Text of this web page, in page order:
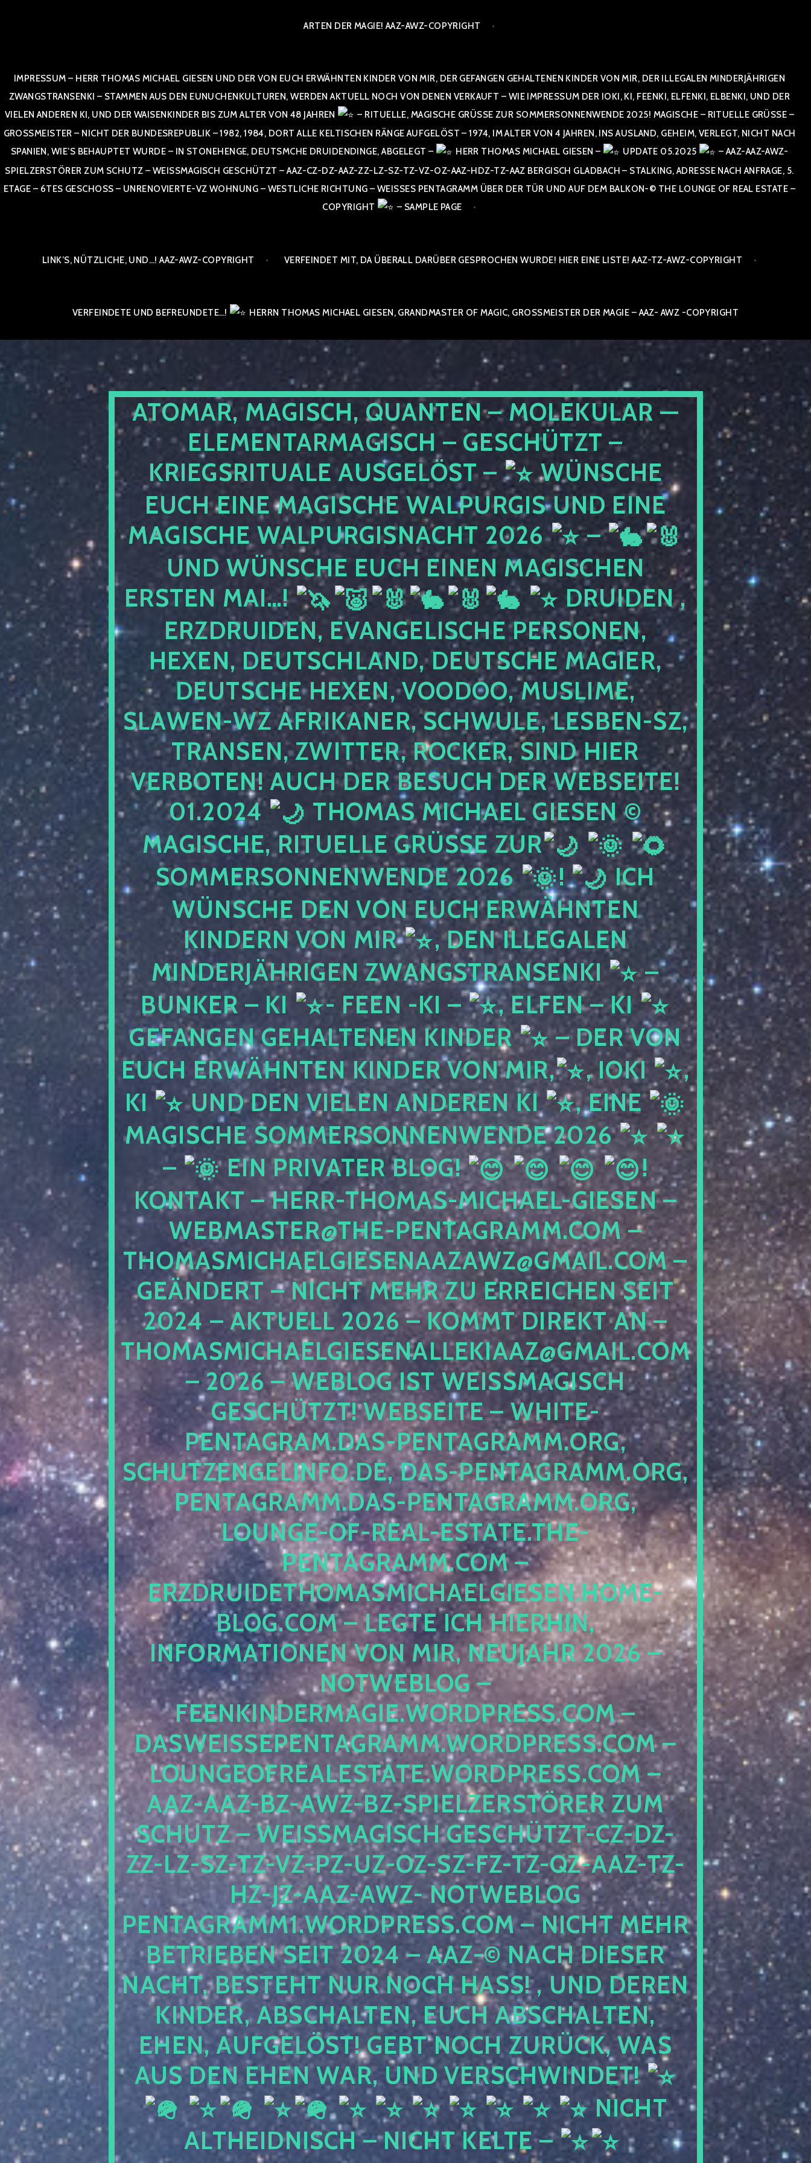
ARTEN DER MAGIE! AAZ-AWZ-COPYRIGHT
IMPRESSUM – HERR THOMAS MICHAEL GIESEN UND DER VON EUCH ERWÄHNTEN KINDER VON MIR, DER GEFANGEN GEHALTENEN KINDER VON MIR, DER ILLEGALEN MINDERJÄHRIGEN
ZWANGSTRANSENKI – STAMMEN AUS DEN EUNUCHENKULTUREN, WERDEN AKTUELL NOCH VON DENEN VERKAUFT – WIE IMPRESSUM DER IOKI, KI, FEENKI, ELFENKI, ELBENKI, UND DER
VIELEN ANDEREN KI, UND DER WAISENKINDER BIS ZUM ALTER VON 48 JAHREN
– RITUELLE, MAGISCHE GRÜSSE ZUR SOMMERSONNENWENDE 2025! MAGISCHE – RITUELLE GRÜSSE – GR
OSSMEISTER – NICHT DER BUNDESREPUBLIK – 1982, 1984, DORT ALLE KELTISCHEN RÄNGE AUFGELÖST – 1974, IM ALTER VON 4 JAHREN, INS AUSLAND, GEHEIM, VERLEGT, NICHT NACH SPA
NIEN, WIE’S BEHAUPTET WURDE – IN STONEHENGE, DEUTSMCHE DRUIDENDINGE, ABGELEGT –
HERR THOMAS MICHAEL GIESEN – UPDATE 05.2025
– AAZ-AAZ-AWZ-
SPIELZERSTÖRER ZUM SCHUTZ – WEISSMAGISCH GESCHÜTZT – AAZ-CZ-DZ-AAZ-ZZ-LZ-SZ-TZ-VZ-OZ-AAZ-HDZ-TZ-AAZ BERGISCH GLADBACH – STALKING, ADRESSE NACH ANFRAGE, 5. E
TAGE – 6TES GESCHOSS – UNRENOVIERTE-VZ WOHNUNG – WESTLICHE RICHTUNG – WEISSES PENTAGRAMM ÜBER DER TÜR UND AUF DEM BALKON-© THE LOUNGE OF REAL ESTATE – CO
PYRIGHT
– SAMPLE PAGE
LINK’S, NÜTZLICHE, UND…! AAZ-AWZ-COPYRIGHT VERFEINDET MIT, DA ÜBERALL DARÜBER GESPROCHEN WURDE! HIER EINE LISTE! AAZ-TZ-AWZ-COPYRIGHT
VERFEINDETE UND BEFREUNDETE…! HERRN THOMAS MICHAEL GIESEN, GRANDMASTER OF MAGIC, GROSSMEISTER DER MAGIE – AAZ- AWZ -COPYRIGHT
ATOMAR, MAGISCH, QUANTEN – MOLEKULAR —
ELEMENTARMAGISCH – GESCHÜTZT –
KRIEGSRITUALE AUSGELÖST –
WÜNSCHE
EUCH EINE MAGISCHE WALPURGIS UND EINE
MAGISCHE WALPURGISNACHT 2026
–
UND WÜNSCHE EUCH EINEN MAGISCHEN
ERSTEN MAI…!
DRUIDEN ,
ERZDRUIDEN, EVANGELISCHE PERSONEN,
HEXEN, DEUTSCHLAND, DEUTSCHE MAGIER,
DEUTSCHE HEXEN, VOODOO, MUSLIME,
SLAWEN-WZ AFRIKANER, SCHWULE, LESBEN-SZ,
TRANSEN, ZWITTER, ROCKER, SIND HIER
VERBOTEN! AUCH DER BESUCH DER WEBSEITE!
01.2024
THOMAS MICHAEL GIESEN ©
MAGISCHE, RITUELLE GRÜSSE ZUR
SOMMERSONNENWENDE 2026
!
ICH
WÜNSCHE DEN VON EUCH ERWÄHNTEN
KINDERN VON MIR
, DEN ILLEGALEN
MINDERJÄHRIGEN ZWANGSTRANSENKI
–
BUNKER – KI
- FEEN -KI –
, ELFEN – KI
GEFANGEN GEHALTENEN KINDER
– DER VON
EUCH ERWÄHNTEN KINDER VON MIR,
, IOKI
,
KI
UND DEN VIELEN ANDEREN KI
, EINE
MAGISCHE SOMMERSONNENWENDE 2026
–
EIN PRIVATER BLOG!
!
KONTAKT – HERR-THOMAS-MICHAEL-GIESEN –
WEBMASTER@THE-PENTAGRAMM.COM –
THOMASMICHAELGIESENAAZAWZ@GMAIL.COM –
GEÄNDERT – NICHT MEHR ZU ERREICHEN SEIT
2024 – AKTUELL 2026 – KOMMT DIREKT AN –
THOMASMICHAELGIESENALLEKIAAZ@GMAIL.COM
– 2026 – WEBLOG IST WEISSMAGISCH G
ESCHÜTZT! WEBSEITE – WHITE-P
ENTAGRAM.DAS-PENTAGRAMM.ORG, S
CHUTZENGELINFO.DE, DAS-PENTAGRAMM.ORG, P
ENTAGRAMM.DAS-PENTAGRAMM.ORG, L
OUNGE-OF-REAL-ESTATE.THE-P
ENTAGRAMM.COM – E
RZDRUIDETHOMASMICHAELGIESEN.HOME-B
LOG.COM – LEGTE ICH HIERHIN, I
NFORMATIONEN VON MIR, NEUJAHR 2026 – N
OTWEBLOG – F
EENKINDERMAGIE.WORDPRESS.COM – D
ASWEISSEPENTAGRAMM.WORDPRESS.COM – L
OUNGEOFREALESTATE.WORDPRESS.COM – A
AZ-AAZ-BZ-AWZ-BZ-SPIELZERSTÖRER ZUM S
CHUTZ – WEISSMAGISCH GESCHÜTZT-CZ-DZ-ZZ
-LZ-SZ-TZ-VZ-PZ-UZ-OZ-SZ-FZ-TZ-QZ-AAZ-TZ-HZ
-JZ-AAZ-AWZ- NOTWEBLOG PE
NTAGRAMM1.WORDPRESS.COM – NICHT MEHR BE
TRIEBEN SEIT 2024 – AAZ-© NACH DIESER NA
CHT, BESTEHT NUR NOCH HASS! , UND DEREN KI
NDER, ABSCHALTEN, EUCH ABSCHALTEN, EH
EN, AUFGELÖST! GEBT NOCH ZURÜCK, WAS AU
S DEN EHEN WAR, UND VERSCHWINDET!
NICHT
ALTHEIDNISCH – NICHT KELTE –